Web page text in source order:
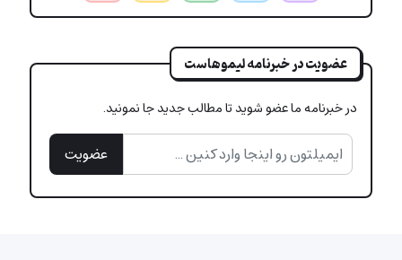
عضویت در خبرنامه لیموهاست
در خبرنامه ما عضو شوید تا مطالب جدید جا نمونید.
عضویت